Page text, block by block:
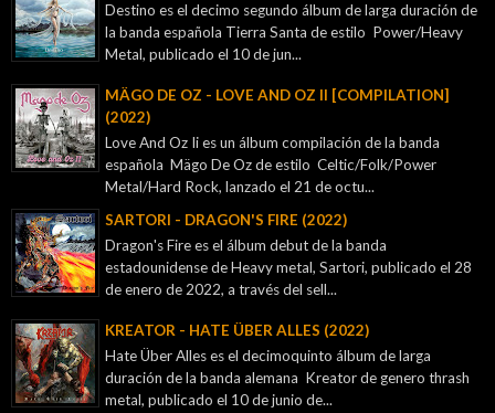
Destino es el decimo segundo álbum de larga duración de
la banda española Tierra Santa de estilo Power/Heavy
Metal, publicado el 10 de jun...
MÄGO DE OZ - LOVE AND OZ II [COMPILATION]
(2022)
Love And Oz Ii es un álbum compilación de la banda
española Mägo De Oz de estilo Celtic/Folk/Power
Metal/Hard Rock, lanzado el 21 de octu...
SARTORI - DRAGON'S FIRE (2022)
Dragon's Fire es el álbum debut de la banda
estadounidense de Heavy metal, Sartori, publicado el 28
de enero de 2022, a través del sell...
KREATOR - ‎HATE ÜBER ALLES (2022)
Hate Über Alles es el decimoquinto álbum de larga
duración de la banda alemana Kreator de genero thrash
metal, publicado el 10 de junio de...